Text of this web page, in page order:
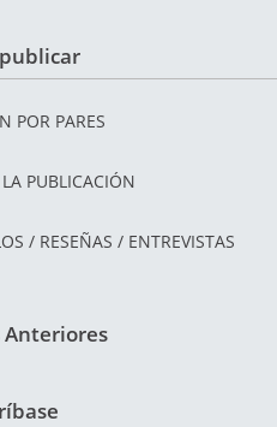
POR PARES
PUBLICACIÓN
/ RESEÑAS / ENTREVISTAS
Anteriores